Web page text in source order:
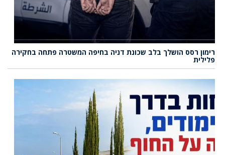
רימון רסס הושלך בלב שכונת דניה בחיפה המשטרה פתחה בחקירה
פלילית